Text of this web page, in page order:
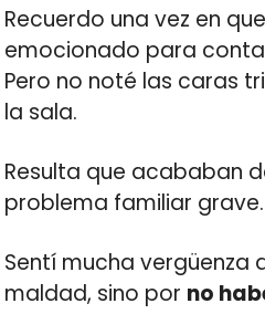
Recuerdo una vez en
emocionado para
Pero no noté las caras
la sala.
Resulta que acababan
problema familiar grave.
Sentí mucha vergüenza
maldad, sino por no